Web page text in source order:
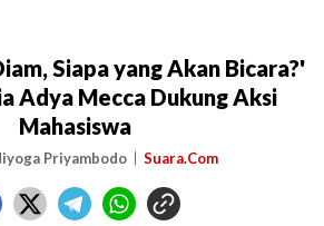
Siapa yang Akan Bicara?'
Adya Mecca Dukung Aksi
Mahasiswa
Priyambodo Suara.Com